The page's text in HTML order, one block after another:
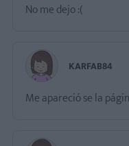
No me dejo :(
KARFAB84
Me apareció se la